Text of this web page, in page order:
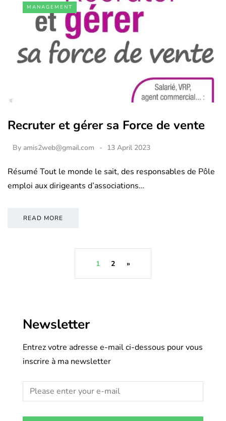
MANAGEMENT
Recruter et gérer sa Force de vente
By amis2web@gmail.com 13 April 2023
Résumé Tout le monde le sait, des responsables de Pôle
emploi aux dirigeants d’associations…
READ MORE
1 2 »
Newsletter
Entrez votre adresse e-mail ci-dessous pour vous
inscrire à ma newsletter